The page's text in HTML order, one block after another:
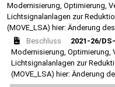
Modernisierung, Optimierung,
Lichtsignalanlagen zur
(MOVE_LSA) hier: Änderung
Beschluss
2021-26/
Modernisierung, Optimierung,
Lichtsignalanlagen zur
(MOVE_LSA) hier: Änderung